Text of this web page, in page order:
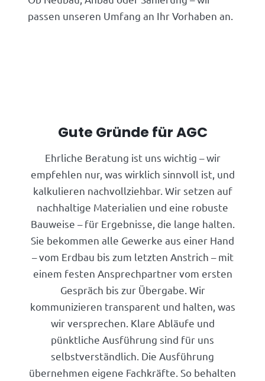
passen unseren Umfang an Ihr Vorhaben an.
Gute Gründe für AGC
Ehrliche Beratung ist uns wichtig – wir
empfehlen nur, was wirklich sinnvoll ist, und
kalkulieren nachvollziehbar. Wir setzen auf
nachhaltige Materialien und eine robuste
Bauweise – für Ergebnisse, die lange halten.
Sie bekommen alle Gewerke aus einer Hand
– vom Erdbau bis zum letzten Anstrich – mit
einem festen Ansprechpartner vom ersten
Gespräch bis zur Übergabe. Wir
kommunizieren transparent und halten, was
wir versprechen. Klare Abläufe und
pünktliche Ausführung sind für uns
selbstverständlich. Die Ausführung
übernehmen eigene Fachkräfte. So behalten